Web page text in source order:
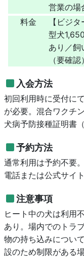
営業の場
料金
【ビジ
型犬
あり／飼
（要確認）
入会方法
初回利用時に受付に
が必要。混合ワクチ
犬病予防接種証明書
予約方法
通常利用は予約不要
電話または公式サイ
注意事項
ヒート中の犬は利用
あり。場内でのトラ
物の持ち込みについ
設のため制限がある